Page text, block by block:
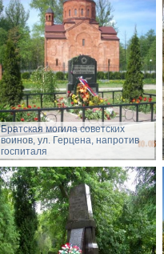
Братская могила советских
воинов, ул. Герцена, напротив
госпиталя